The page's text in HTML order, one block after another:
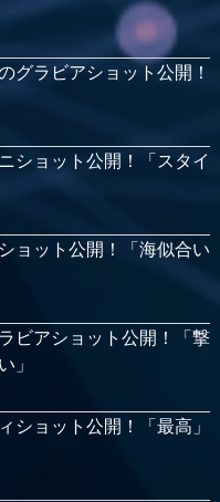
グラビアショット公開！
ショット公開！「スタイ
ョット公開！「海似合い
ビアショット公開！「撃
」
ショット公開！「最高」